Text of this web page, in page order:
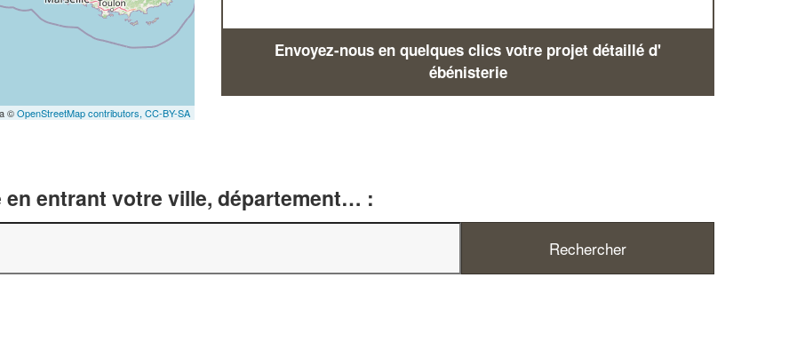
©OpenStreetMap contributors, CC-BY-SA
Envoyez-nous en quelques clics votre projet détaillé d'
ébénisterie
entrant votre ville, département… :